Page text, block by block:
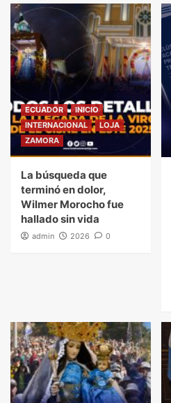
ECUADOR
INICIO
INTERNACIONAL
LOJA
ZAMORA
La búsqueda que
terminó en dolor,
Wilmer Morocho fue
hallado sin vida
admin 2026 0